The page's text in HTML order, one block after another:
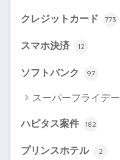
クレジットカード 773
スマホ決済 12
ソフトバンク 97
スーパーフライデー
ハピタス案件 182
プリンスホテル 2